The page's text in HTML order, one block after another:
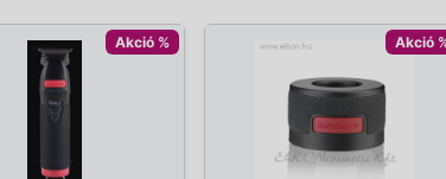
Akció % Akció